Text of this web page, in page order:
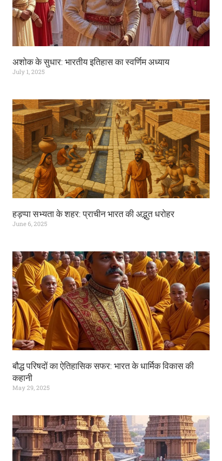
अशोक के सुधार: भारतीय इतिहास का स्वर्णिम अध्याय
July 1, 2025
हड़प्पा सभ्यता के शहर: प्राचीन भारत की अद्भुत धरोहर
June 6, 2025
बौद्ध परिषदों का ऐतिहासिक सफर: भारत के धार्मिक विकास की
कहानी
May 29, 2025